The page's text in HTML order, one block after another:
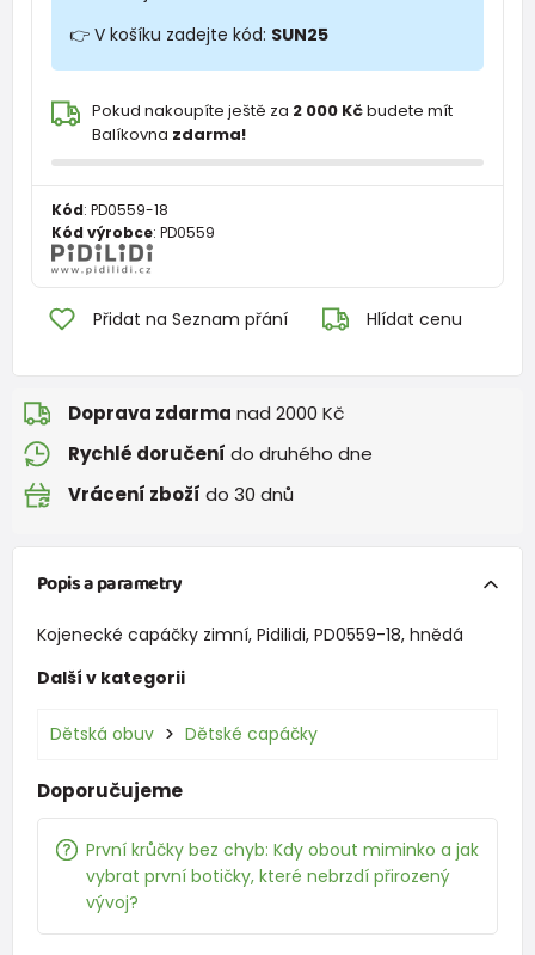
👉 V košíku zadejte kód: SUN25
Pokud nakoupíte ještě za 2 000 Kčbudete mít
Balíkovna zdarma!
Kód: PD0559-18
Kód výrobce: PD0559
Přidat na Seznam přání Hlídat cenu
Doprava zdarma nad 2000 Kč
Rychlé doručení do druhého dne
Vrácení zboží do 30 dnů
Popis a parametry
Kojenecké capáčky zimní, Pidilidi, PD0559-18, hnědá
Další v kategorii
Dětská obuv Dětské capáčky
Doporučujeme
První krůčky bez chyb: Kdy obout miminko a jak
vybrat první botičky, které nebrzdí přirozený
vývoj?